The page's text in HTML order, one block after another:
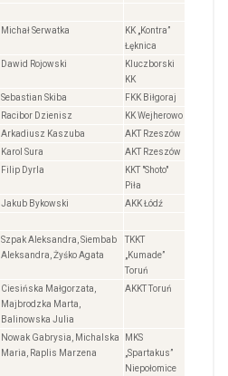
Michał Serwatka
KK „Kontra”
Łęknica
Dawid Rojowski
Kluczborski
KK
Sebastian Skiba
FKK Biłgoraj
Racibor Dzienisz
KK Wejherowo
Arkadiusz Kaszuba
AKT Rzeszów
Karol Sura
AKT Rzeszów
Filip Dyrla
KKT "Shoto"
Piła
Jakub Bykowski AKK Łódź
Szpak Aleksandra, Siembab
Aleksandra, Żyśko Agata
TKKT
„Kumade”
Toruń
Ciesińska Małgorzata,
Majbrodzka Marta,
Balinowska Julia
AKKT Toruń
Nowak Gabrysia, Michalska
Maria, Raplis Marzena
MKS
„Spartakus”
Niepołomice